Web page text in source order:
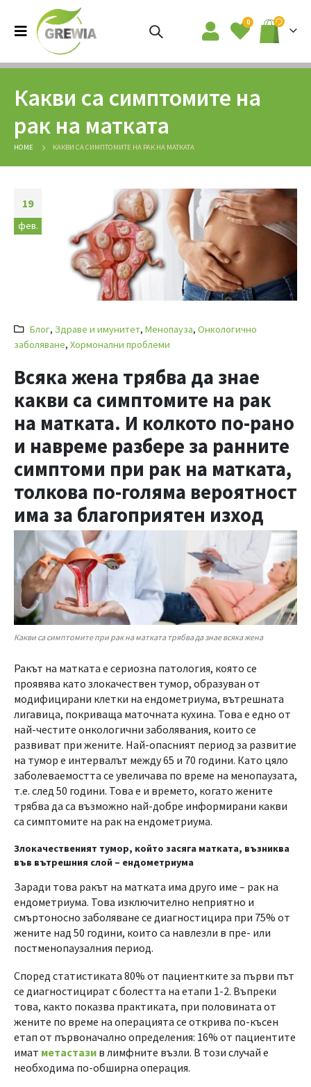
0
Какви са симптомите на
рак на матката
HOME КАКВИ СА СИМПТОМИТЕ НА РАК НА МАТКАТА
19
фев.
Блог, Здраве и имунитет,Менопауза,Онкологично
заболяване, Хормонални проблеми
Всяка жена трябва да знае
какви са симптомите на рак
на матката. И колкото по-рано
и навреме разбере за ранните
симптоми при рак на матката,
толкова по-голяма вероятност
има за благоприятен изход
Какви са симптомите при рак на матката трябва да знае всяка жена
Ракът на матката е сериозна патология, която се
проявява като злокачествен тумор, образуван от
модифицирани клетки на ендометриума, вътрешната
лигавица, покриваща маточната кухина. Това е едно от
най-честите онкологични заболявания, които се
развиват при жените. Най-опасният период за развитие
на тумор е интервалът между 65 и 70 години. Като цяло
заболеваемостта се увеличава по време на менопаузата,
т.е. след 50 години. Това е и времето, когато жените
трябва да са възможно най-добре информирани какви
са симптомите на рак на ендометриума.
Злокачественият тумор, който засяга матката, възниква
във вътрешния слой – ендометриума
Заради това ракът на матката има друго име – рак на
ендометриума. Това изключително неприятно и
смъртоносно заболяване се диагностицира при 75% от
жените над 50 години, които са навлезли в пре- или
постменопаузалния период.
Според статистиката 80% от пациентките за първи път
се диагностицират с болестта на етапи 1-2. Въпреки
това, както показва практиката, при половината от
жените по време на операцията се открива по-късен
етап от първоначално определения: 16% от пациентите
имат метастази в лимфните възли. В този случай е
необходима по-обширна операция.